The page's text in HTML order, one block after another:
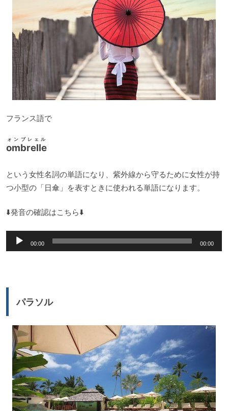
フランス語で
ombrelle
ォンブレェル
という女性名詞の単語になり、紫外線から守るために女性が持
つ小型の「日傘」を表すときに使われる単語になります。
⬇️発音の確認はこちら⬇️
声
ー
00:00 00:00
パラソル